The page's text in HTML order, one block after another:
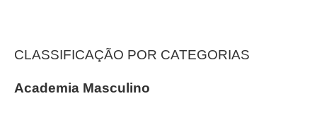
CLASSIFICAÇÃO POR CATEGORIAS
Academia Masculino